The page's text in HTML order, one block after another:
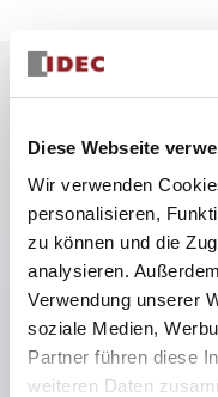
Diese Webseite
Wir verwenden
personalisieren,
zu können und die
analysieren.
Verwendung unserer
soziale Medien,
Partner führen diese
weiteren Daten
Der CS-
Ausschalten sowie
72 Standard-
Verschiedene
durch